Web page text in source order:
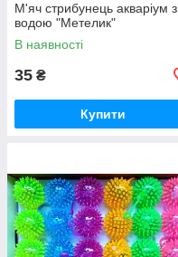
М'яч стрибунець акваріум з
водою "Метелик"
В наявності
35 ₴
Купити